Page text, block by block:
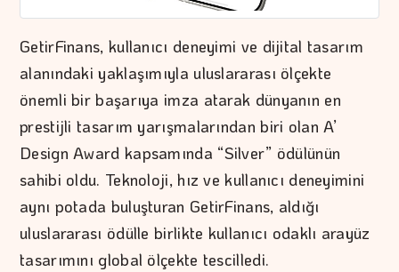
GetirFinans, kullanıcı deneyimi ve dijital tasarım
alanındaki yaklaşımıyla uluslararası ölçekte
önemli bir başarıya imza atarak dünyanın en
prestijli tasarım yarışmalarından biri olan A’
Design Award kapsamında “Silver” ödülünün
sahibi oldu. Teknoloji, hız ve kullanıcı deneyimini
aynı potada buluşturan GetirFinans, aldığı
uluslararası ödülle birlikte kullanıcı odaklı arayüz
tasarımını global ölçekte tescilledi.